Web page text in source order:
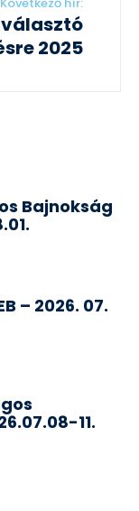
Következő hír:
2025
Bajnokság
– 2026. 07.
11.